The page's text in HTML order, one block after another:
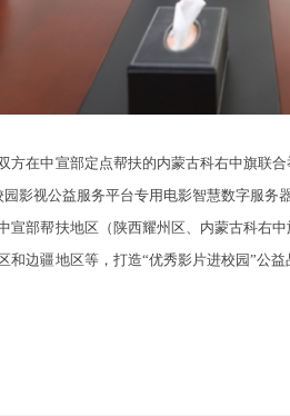
在中宣部定点帮扶的内蒙古科右中旗联合
影视公益服务平台专用电影智慧数字服务
部帮扶地区（陕西耀州区、内蒙古科右中
和边疆地区等，打造“优秀影片进校园”公